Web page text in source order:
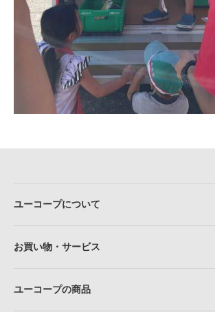
ユーコープについて
お買い物・サービス
ユーコープの商品